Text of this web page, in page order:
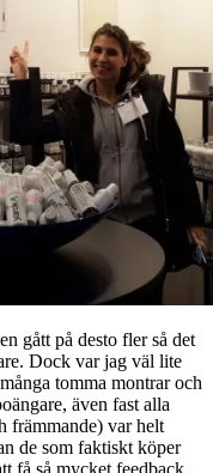
gått på desto fler så det
Dock var jag väl lite
tomma montrar och
även fast alla
främmande) var helt
de som faktiskt köper